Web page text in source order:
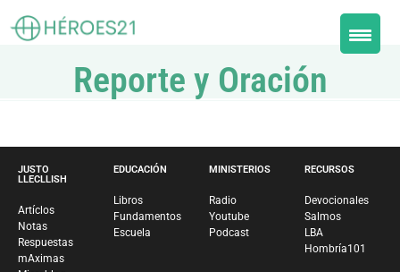
Reporte y Oración
JUSTO
LLECLLISH
Artíclos
Notas
Respuestas
mAximas
EDUCACIÓN
Libros
Fundamentos
Escuela
MINISTERIOS
Radio
Youtube
Podcast
RECURSOS
Devocionales
Salmos
LBA
Hombría101